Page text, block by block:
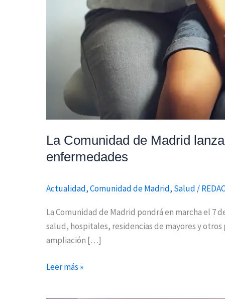
La Comunidad de Madrid
enfermedades
Actualidad,Comunidad de Madrid, Salud /
La Comunidad de Madrid pondrá en marcha el 7
salud, hospitales, residencias de mayores y
ampliación […]
Leer más »